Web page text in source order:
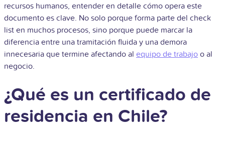
recursos humanos, entender en detalle cómo opera este
documento es clave. No solo porque forma parte del check
list en muchos procesos, sino porque puede marcar la
diferencia entre una tramitación fluida y una demora
innecesaria que termine afectando al equipo de trabajo o al
negocio.
¿Qué es un certificado de
residencia en Chile?